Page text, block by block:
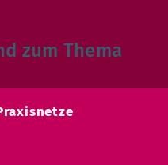
zum Thema